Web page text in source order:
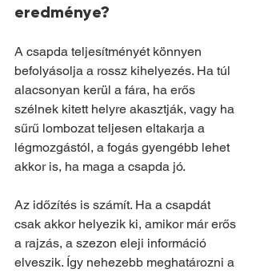
eredménye?
A csapda teljesítményét könnyen
befolyásolja a rossz kihelyezés. Ha túl
alacsonyan kerül a fára, ha erős
szélnek kitett helyre akasztják, vagy ha
sűrű lombozat teljesen eltakarja a
légmozgástól, a fogás gyengébb lehet
akkor is, ha maga a csapda jó.
Az időzítés is számít. Ha a csapdát
csak akkor helyezik ki, amikor már erős
a rajzás, a szezon eleji információ
elveszik. Így nehezebb meghatározni a